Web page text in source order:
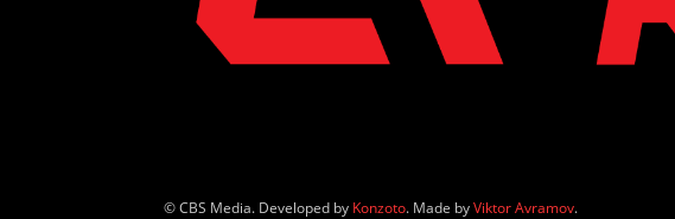
© CBS Media. Developed by Konzoto. Made byViktor Avramov.